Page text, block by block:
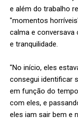
e além do trabalho
"momentos
calma e conversava
e tranquilidade.
"No início, eles
consegui identificar
em função do
com eles, e
eles iam sair bem e